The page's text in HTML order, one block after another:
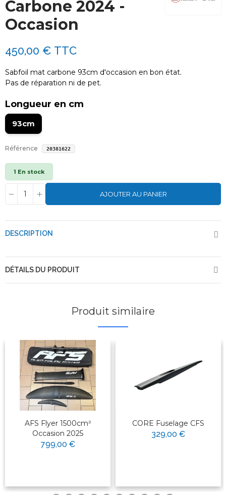
Carbone 2024 -
Occasion
450,00 € TTC
Sabfoil mat carbone 93cm d'occasion en bon état.
Pas de réparation ni de pet.
Longueur en cm
93cm
Référence 20381622
1 En stock
AJOUTER AU PANIER
DESCRIPTION
DÉTAILS DU PRODUIT
Produit similaire
AFS Flyer 1500cm²
Occasion 2025
799,00 €
CORE Fuselage CFS
329,00 €